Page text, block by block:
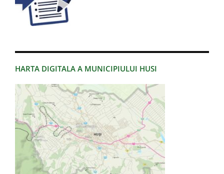
HARTA DIGITALA A MUNICIPIULUI HUSI